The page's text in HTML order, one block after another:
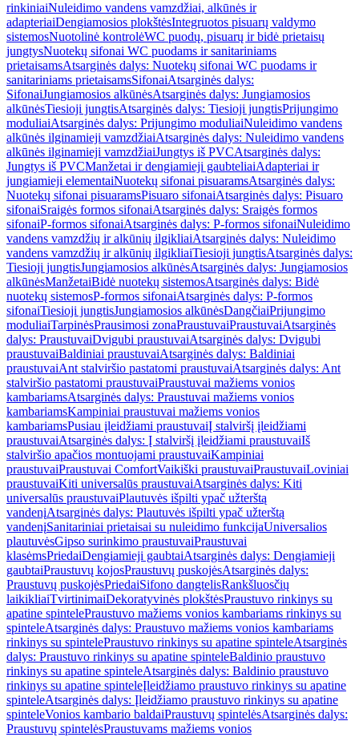
rinkiniaiNuleidimo vandens vamzdžiai, alkūnės ir
adapteriaiDengiamosios plokštėsIntegruotos pisuarų valdymo
sistemosNuotolinė kontrolėWC puodų, pisuarų ir bidė prietaisų
jungtysNuotekų sifonai WC puodams ir sanitariniams
prietaisamsAtsarginės dalys: Nuotekų sifonai WC puodams ir
sanitariniams prietaisamsSifonaiAtsarginės dalys:
SifonaiJungiamosios alkūnėsAtsarginės dalys: Jungiamosios
alkūnėsTiesioji jungtisAtsarginės dalys: Tiesioji jungtisPrijungimo
moduliaiAtsarginės dalys: Prijungimo moduliaiNuleidimo vandens
alkūnės ilginamieji vamzdžiaiAtsarginės dalys: Nuleidimo vandens
alkūnės ilginamieji vamzdžiaiJungtys iš PVCAtsarginės dalys:
Jungtys iš PVCManžetai ir dengiamieji gaubteliaiAdapteriai ir
jungiamieji elementaiNuotekų sifonai pisuaramsAtsarginės dalys:
Nuotekų sifonai pisuaramsPisuaro sifonaiAtsarginės dalys: Pisuaro
sifonaiSraigės formos sifonaiAtsarginės dalys: Sraigės formos
sifonaiP-formos sifonaiAtsarginės dalys: P-formos sifonaiNuleidimo
vandens vamzdžių ir alkūnių ilgikliaiAtsarginės dalys: Nuleidimo
vandens vamzdžių ir alkūnių ilgikliaiTiesioji jungtisAtsarginės dalys:
Tiesioji jungtisJungiamosios alkūnėsAtsarginės dalys: Jungiamosios
alkūnėsManžetaiBidė nuotekų sistemosAtsarginės dalys: Bidė
nuotekų sistemosP-formos sifonaiAtsarginės dalys: P-formos
sifonaiTiesioji jungtisJungiamosios alkūnėsDangčiaiPrijungimo
moduliaiTarpinėsPrausimosi zonaPraustuvaiPraustuvaiAtsarginės
dalys: PraustuvaiDvigubi praustuvaiAtsarginės dalys: Dvigubi
praustuvaiBaldiniai praustuvaiAtsarginės dalys: Baldiniai
praustuvaiAnt stalviršio pastatomi praustuvaiAtsarginės dalys: Ant
stalviršio pastatomi praustuvaiPraustuvai mažiems vonios
kambariamsAtsarginės dalys: Praustuvai mažiems vonios
kambariamsKampiniai praustuvai mažiems vonios
kambariamsPusiau įleidžiami praustuvaiĮ stalviršį įleidžiami
praustuvaiAtsarginės dalys: Į stalviršį įleidžiami praustuvaiIš
stalviršio apačios montuojami praustuvaiKampiniai
praustuvaiPraustuvai ComfortVaikiški praustuvaiPraustuvaiLoviniai
praustuvaiKiti universalūs praustuvaiAtsarginės dalys: Kiti
universalūs praustuvaiPlautuvės išpilti ypač užterštą
vandenįAtsarginės dalys: Plautuvės išpilti ypač užterštą
vandenįSanitariniai prietaisai su nuleidimo funkcijaUniversalios
plautuvėsGipso surinkimo praustuvaiPraustuvai
klasėmsPriedaiDengiamieji gaubtaiAtsarginės dalys: Dengiamieji
gaubtaiPraustuvų kojosPraustuvų puskojėsAtsarginės dalys:
Praustuvų puskojėsPriedaiSifono dangtelisRankšluosčių
laikikliaiTvirtinimaiDekoratyvinės plokštėsPraustuvo rinkinys su
apatine spintelePraustuvo mažiems vonios kambariams rinkinys su
spinteleAtsarginės dalys: Praustuvo mažiems vonios kambariams
rinkinys su spintelePraustuvo rinkinys su apatine spinteleAtsarginės
dalys: Praustuvo rinkinys su apatine spinteleBaldinio praustuvo
rinkinys su apatine spinteleAtsarginės dalys: Baldinio praustuvo
rinkinys su apatine spinteleĮleidžiamo praustuvo rinkinys su apatine
spinteleAtsarginės dalys: Įleidžiamo praustuvo rinkinys su apatine
spinteleVonios kambario baldaiPraustuvų spintelėsAtsarginės dalys:
Praustuvų spintelėsPraustuvams mažiems vonios